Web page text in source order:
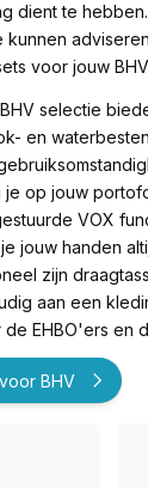
dient te
kunnen
voor jouw
selectie
en
je op jouw
VOX
jouw handen
zijn
aan een
EHBO'ers en
BHV